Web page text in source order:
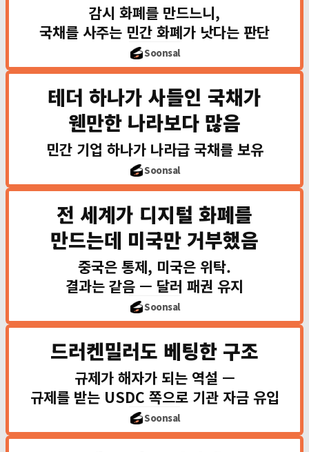
모든 거래가 중
스테이블코인 =
민간이 알아서
감시 없이 빚을 소
감시 화폐를 만드느니,
국채를 사주는 민간 화폐가 낫다는 판단
Soonsal
테더 하나가 사들인 국채가
웬만한 나라보다 많음
🇯🇵 일
🇬🇧 영국
🇨🇳 중국 $0.7T
Tether $141B
🇰🇷 한국 $130B
민간 기업 하나가 나라급 국채를 보유
Soonsal
전 세계가 디지털 화폐를
만드는데 미국만 거부했음
🇨🇳 디지털 위안
국가가 발행 + 통제
미국: 감시를 포
중국은 통제, 미국은 위탁.
결과는 같음 — 달러 패권 유지
Soonsal
드러켄밀러도 베팅한 구조
소로스 퀀
규제가 해자가 되는 역설 —
규제를 받는 USDC 쪽으로 기관 자금 유입
Soonsal